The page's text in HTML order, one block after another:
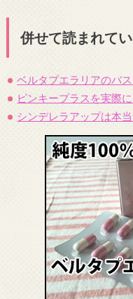
併せて読まれて
ベルタプエラリアのバ
ピンキープラスを実際
シンデレラアップは本